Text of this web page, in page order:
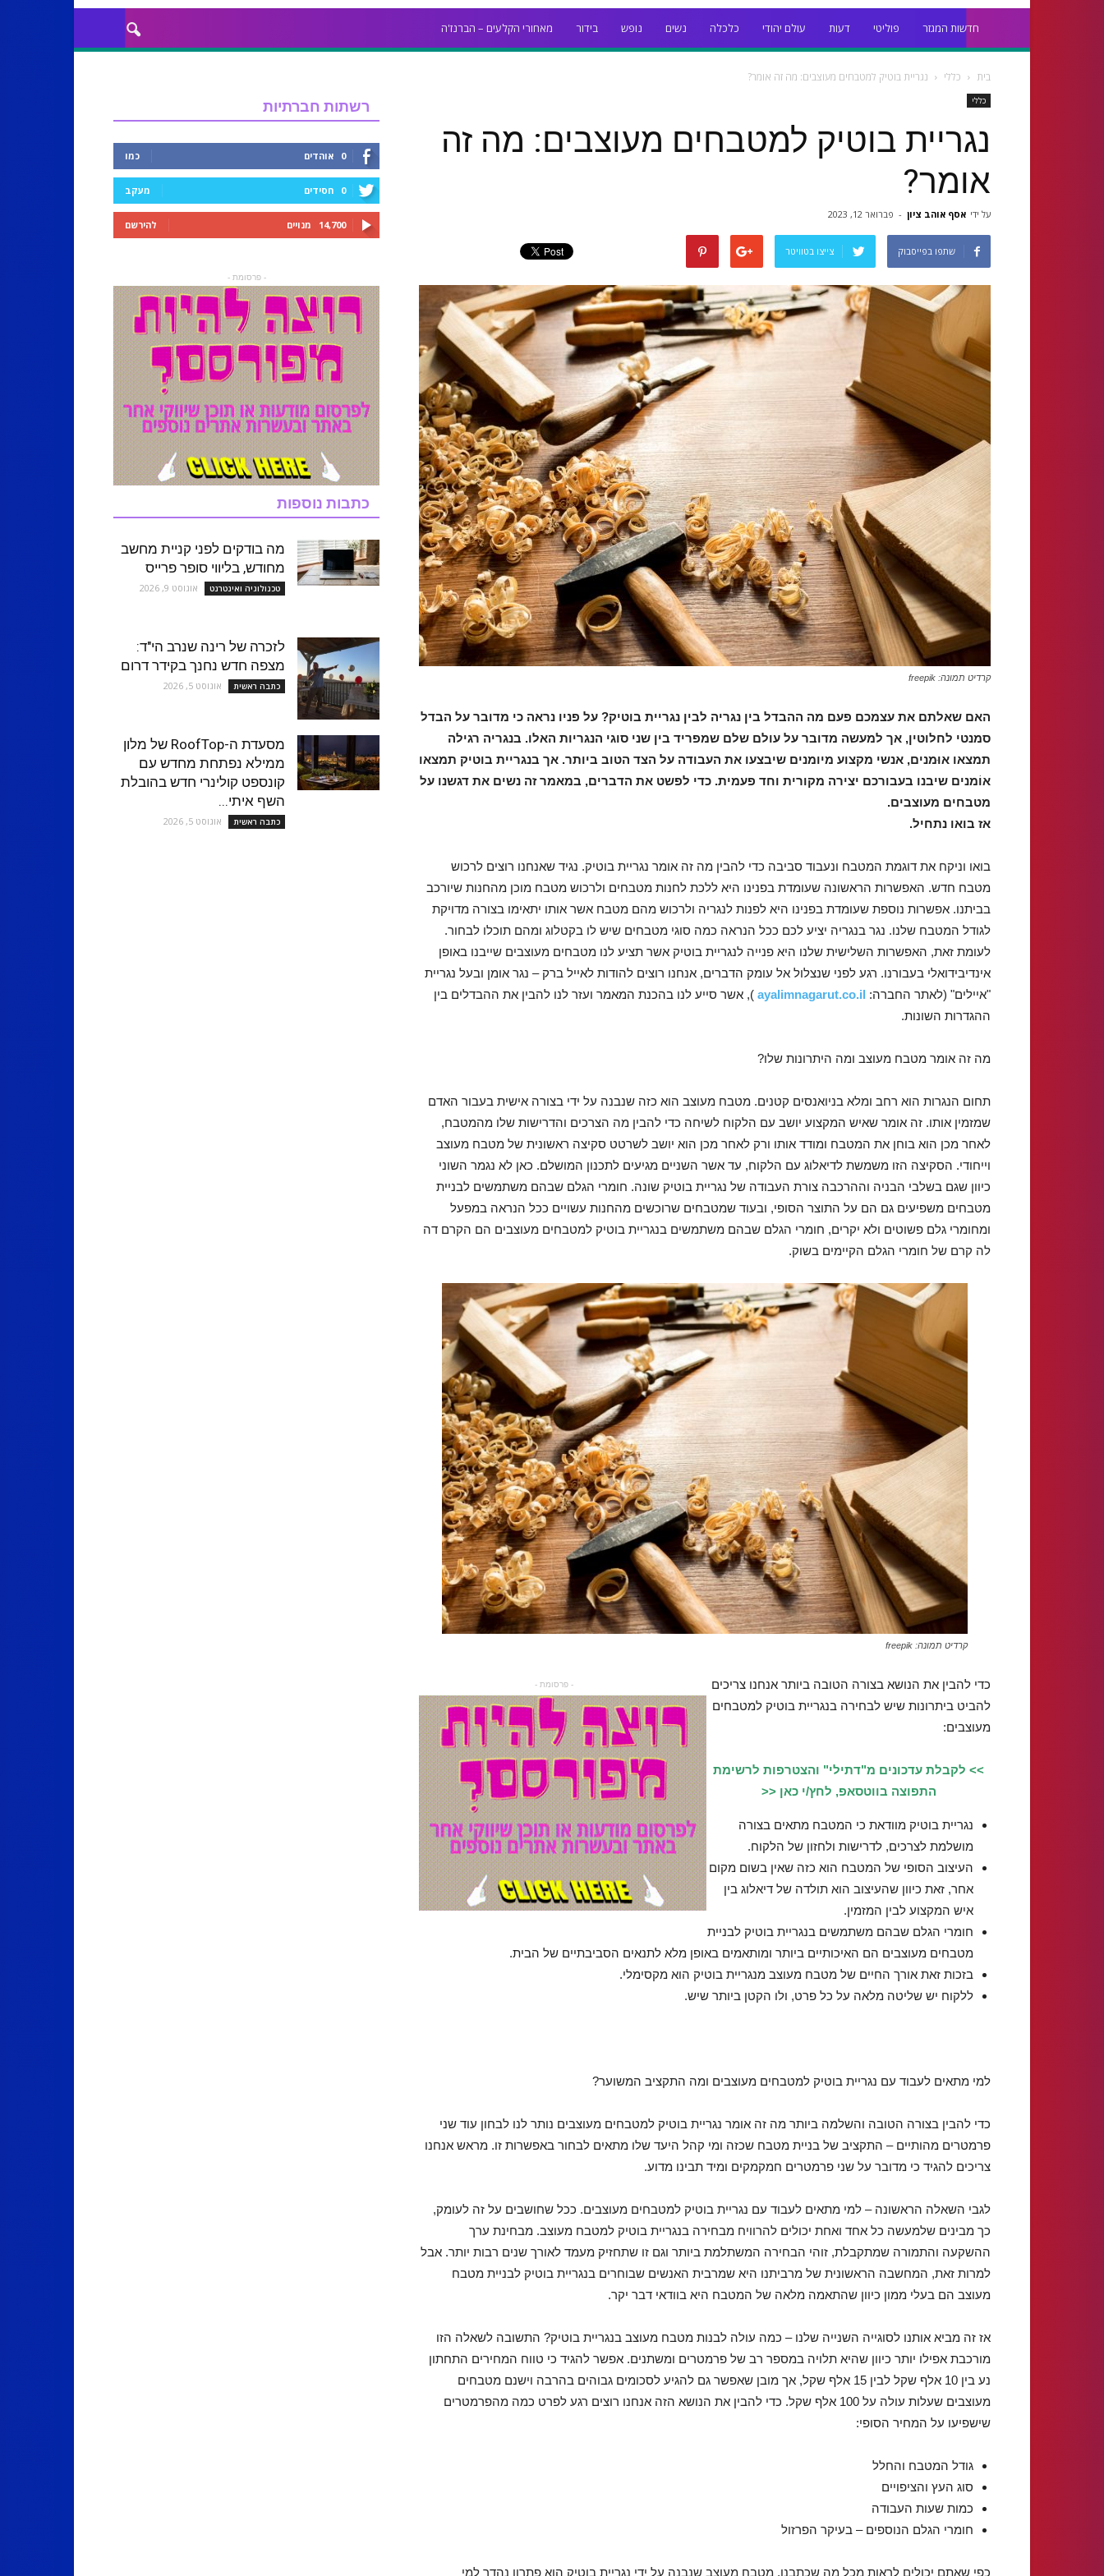
חדשות המגזר פוליטי דעות עולם יהודי כלכלה נשים נופש בידור מאחורי הקלעים – הברנז'ה
בית כללי נגריית בוטיק למטבחים מעוצבים: מה זה אומר?
כללי
נגריית בוטיק למטבחים מעוצבים: מה זה
אומר?
על ידי אסף אוהב ציון - פברואר 12, 2023
שתפו בפייסבוק צייצו בטוויטר
קרדיט תמונה: freepik
האם שאלתם את עצמכם פעם מה ההבדל בין נגריה לבין נגריית בוטיק? על פניו נראה כי מדובר על הבדל
סמנטי לחלוטין, אך למעשה מדובר על עולם שלם שמפריד בין שני סוגי הנגריות האלו. בנגריה רגילה
תמצאו אוּמנים, אנשי מקצוע מיומנים שיבצעו את העבודה על הצד הטוב ביותר. אך בנגריית בוטיק תמצאו
אוֹמנים שיבנו בעבורכם יצירה מקורית וחד פעמית. כדי לפשט את הדברים, במאמר זה נשים את דגשנו על
מטבחים מעוצבים.
אז בואו נתחיל.
בואו וניקח את דוגמת המטבח ונעבוד סביבה כדי להבין מה זה אומר נגריית בוטיק. נגיד שאנחנו רוצים לרכוש
מטבח חדש. האפשרות הראשונה שעומדת בפנינו היא ללכת לחנות מטבחים ולרכוש מטבח מוכן מהחנות שיורכב
בביתנו. אפשרות נוספת שעומדת בפנינו היא לפנות לנגריה ולרכוש מהם מטבח אשר אותו יתאימו בצורה מדויקת
לגודל המטבח שלנו. נגר בנגריה יציע לכם ככל הנראה כמה סוגי מטבחים שיש לו בקטלוג ומהם תוכלו לבחור.
לעומת זאת, האפשרות השלישית שלנו היא פנייה לנגריית בוטיק אשר תציע לנו מטבחים מעוצבים שייבנו באופן
אינדיבידואלי בעבורנו. רגע לפני שנצלול אל עומק הדברים, אנחנו רוצים להודות לאייל ברק – נגר אומן ובעל נגריית
"איילים" (לאתר החברה: ayalimnagarut.co.il ), אשר סייע לנו בהכנת המאמר ועזר לנו להבין את ההבדלים בין
ההגדרות השונות.
מה זה אומר מטבח מעוצב ומה היתרונות שלו?
תחום הנגרות הוא רחב ומלא בניואנסים קטנים. מטבח מעוצב הוא כזה שנבנה על ידי בצורה אישית בעבור האדם
שמזמין אותו. זה אומר שאיש המקצוע יושב עם הלקוח לשיחה כדי להבין מה הצרכים והדרישות שלו מהמטבח,
לאחר מכן הוא בוחן את המטבח ומודד אותו ורק לאחר מכן הוא יושב לשרטט סקיצה ראשונית של מטבח מעוצב
וייחודי. הסקיצה הזו משמשת לדיאלוג עם הלקוח, עד אשר השניים מגיעים לתכנון המושלם. כאן לא נגמר השוני
כיוון שגם בשלבי הבניה וההרכבה צורת העבודה של נגריית בוטיק שונה. חומרי הגלם שבהם משתמשים לבניית
מטבחים משפיעים גם הם על התוצר הסופי, ובעוד שמטבחים שרוכשים מהחנות עשויים ככל הנראה במפעל
ומחומרי גלם פשוטים ולא יקרים, חומרי הגלם שבהם משתמשים בנגריית בוטיק למטבחים מעוצבים הם הקרם דה
לה קרם של חומרי הגלם הקיימים בשוק.
קרדיט תמונה: freepik
- פרסומת -
כדי להבין את הנושא בצורה הטובה ביותר אנחנו צריכים
להביט ביתרונות שיש לבחירה בנגריית בוטיק למטבחים
מעוצבים:
>> לקבלת עדכונים מ"דתילי" והצטרפות לרשימת
התפוצה בווטסאפ, לחץ/י כאן <<
נגריית בוטיק מוודאת כי המטבח מתאים בצורה
מושלמת לצרכים, לדרישות ולחזון של הלקוח.
העיצוב הסופי של המטבח הוא כזה שאין בשום מקום
אחר, זאת כיוון שהעיצוב הוא תולדה של דיאלוג בין
איש המקצוע לבין המזמין.
חומרי הגלם שבהם משתמשים בנגריית בוטיק לבניית
מטבחים מעוצבים הם האיכותיים ביותר ומותאמים באופן מלא לתנאים הסביבתיים של הבית.
בזכות זאת אורך החיים של מטבח מעוצב מנגריית בוטיק הוא מקסימלי.
ללקוח יש שליטה מלאה על כל פרט, ולו הקטן ביותר שיש.
למי מתאים לעבוד עם נגריית בוטיק למטבחים מעוצבים ומה התקציב המשוער?
כדי להבין בצורה הטובה והשלמה ביותר מה זה אומר נגריית בוטיק למטבחים מעוצבים נותר לנו לבחון עוד שני
פרמטרים מהותיים – התקציב של בניית מטבח שכזה ומי קהל היעד שלו מתאים לבחור באפשרות זו. מראש אנחנו
צריכים להגיד כי מדובר על שני פרמטרים חמקמקים ומיד תבינו מדוע.
לגבי השאלה הראשונה – למי מתאים לעבוד עם נגריית בוטיק למטבחים מעוצבים. ככל שחושבים על זה לעומק,
כך מבינים שלמעשה כל אחד ואחת יכולים להרוויח מבחירה בנגריית בוטיק למטבח מעוצב. מבחינת ערך
ההשקעה והתמורה שמתקבלת, זוהי הבחירה המשתלמת ביותר וגם זו שתחזיק מעמד לאורך שנים רבות יותר. אבל
למרות זאת, המחשבה הראשונית של מרביתנו היא שמרבית האנשים שבוחרים בנגריית בוטיק לבניית מטבח
מעוצב הם בעלי ממון כיוון שהתאמה מלאה של המטבח היא בוודאי דבר יקר.
אז זה מביא אותנו לסוגייה השנייה שלנו – כמה עולה לבנות מטבח מעוצב בנגריית בוטיק? התשובה לשאלה הזו
מורכבת אפילו יותר כיוון שהיא תלויה במספר רב של פרמטרים ומשתנים. אפשר להגיד כי טווח המחירים התחתון
נע בין 10 אלף שקל לבין 15 אלף שקל, אך מובן שאפשר גם להגיע לסכומים גבוהים בהרבה וישנם מטבחים
מעוצבים שעלות עולה על 100 אלף שקל. כדי להבין את הנושא הזה אנחנו רוצים רגע לפרט כמה מהפרמטרים
שישפיעו על המחיר הסופי:
גודל המטבח והחלל
סוג העץ והציפויים
כמות שעות העבודה
חומרי הגלם הנוספים – בעיקר הפרזול
כפי שאתם יכולים לראות מכל מה שכתבנו, מטבח מעוצב שנבנה על ידי נגריית בוטיק הוא פתרון נהדר למי
רשתות חברתיות
0 אוהדים כמו
0 חסידים מעקב
14,700 מנויים להירשם
- פרסומת -
כתבות נוספות
מה בודקים לפני קניית מחשב
מחודש, בליווי סופר פרייס
טכנולוגיה ואינטרנט אוגוסט 9, 2026
לזכרה של רינה שנרב הי"ד:
מצפה חדש נחנך בקידר דרום
כתבה ראשית אוגוסט 5, 2026
מסעדת ה-RoofTop של מלון
ממילא נפתחת מחדש עם
קונספט קולינרי חדש בהובלת
השף איתי...
כתבה ראשית אוגוסט 5, 2026